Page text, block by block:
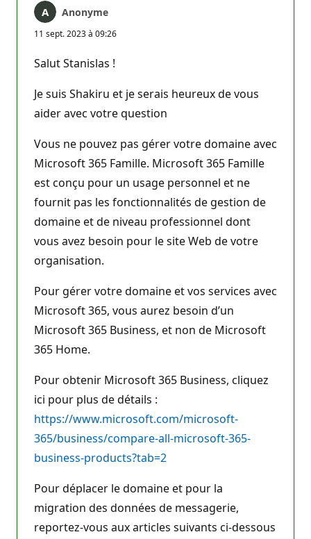
Anonyme
11 sept. 2023 à 09:26
Salut Stanislas !
Je suis Shakiru et je serais heureux de vous
aider avec votre question
Vous ne pouvez pas gérer votre domaine avec
Microsoft 365 Famille. Microsoft 365 Famille
est conçu pour un usage personnel et ne
fournit pas les fonctionnalités de gestion de
domaine et de niveau professionnel dont
vous avez besoin pour le site Web de votre
organisation.
Pour gérer votre domaine et vos services avec
Microsoft 365, vous aurez besoin d’un
Microsoft 365 Business, et non de Microsoft
365 Home.
Pour obtenir Microsoft 365 Business, cliquez
ici pour plus de détails :
https://www.microsoft.com/microsoft-
365/business/compare-all-microsoft-365-
business-products?tab=2
Pour déplacer le domaine et pour la
migration des données de messagerie,
reportez-vous aux articles suivants ci-dessous